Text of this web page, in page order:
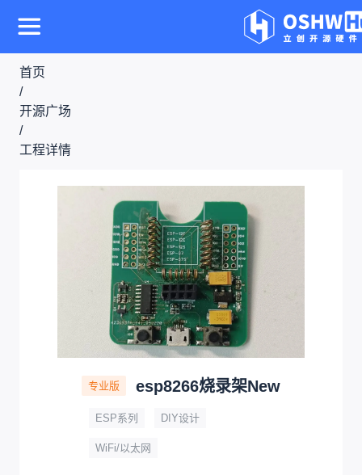
首页
/
开源广场
/
工程详情
专业版 esp8266烧录架New
ESP系列 DIY设计
WiFi/以太网